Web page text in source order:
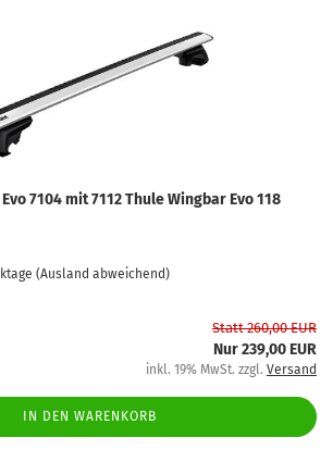
7104 mit 7112 Thule Wingbar Evo 118
(Ausland abweichend)
Statt 260,00 EUR
Nur 239,00 EUR
inkl. 19% MwSt. zzgl. Versand
IN DEN WARENKORB